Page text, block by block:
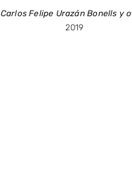
Carlos Felipe Urazán Bonells y
2019